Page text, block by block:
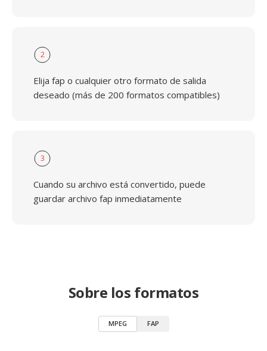
2
Elija fap o cualquier otro formato de salida
deseado (más de 200 formatos compatibles)
3
Cuando su archivo está convertido, puede
guardar archivo fap inmediatamente
Sobre los formatos
MPEG FAP